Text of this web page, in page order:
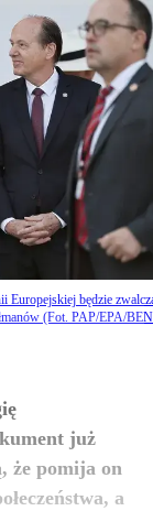
Europejskiej będzie
(Fot. PAP/EPA/
już
że pomija on
a